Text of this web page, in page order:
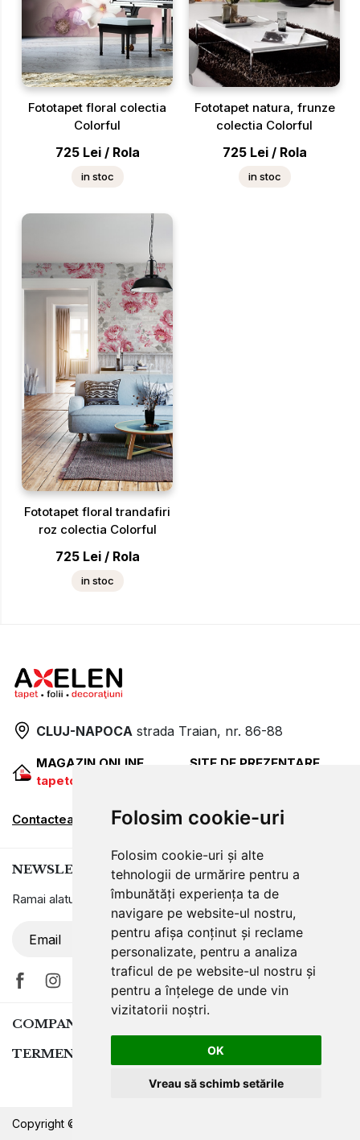
Folosim cookie-uri
Folosim cookie-uri și alte
tehnologii de urmărire pentru a
îmbunătăți experiența ta de
navigare pe website-ul nostru,
pentru afișa conținut și reclame
personalizate, pentru a analiza
traficul de pe website-ul nostru și
pentru a înțelege de unde vin
vizitatorii noștri.
OK
Vreau să schimb setările
Fototapet floral colectia
Colorful
725 Lei / Rola
in stoc
Fototapet natura, frunze
colectia Colorful
725 Lei / Rola
in stoc
Fototapet floral trandafiri
roz colectia Colorful
725 Lei / Rola
in stoc
CLUJ-NAPOCA strada Traian, nr. 86-88
MAGAZIN ONLINE
tapetcugarantie.ro
SITE DE PREZENTARE
Contactează-ne
COMPANIA
TERMENI SI CONDITII
Copyright © 2026 Axelen.
NEWSLETTER
Ramai alaturi de noi pentru promotii si oferte
ABONARE